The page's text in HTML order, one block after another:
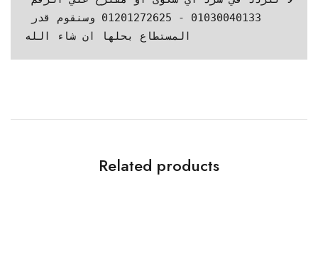
المستطاع بحلها ان شاء الله
Related products